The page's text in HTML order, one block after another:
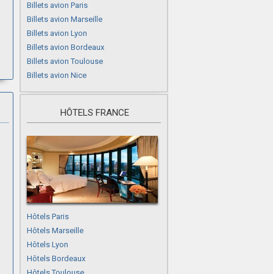
Billets avion Paris
Billets avion Marseille
Billets avion Lyon
Billets avion Bordeaux
Billets avion Toulouse
Billets avion Nice
HÔTELS FRANCE
Hôtels Paris
Hôtels Marseille
Hôtels Lyon
Hôtels Bordeaux